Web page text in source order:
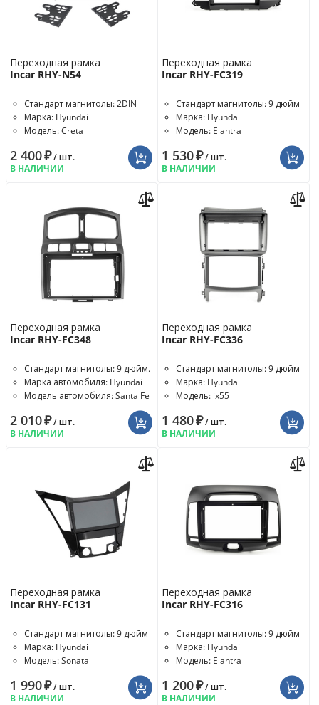
Переходная рамка
Incar RHY-N54
Стандарт магнитолы: 2DIN
Марка: Hyundai
Модель: Creta
2 400₽/ шт.
В НАЛИЧИИ
Переходная рамка
Incar RHY-FC319
Стандарт магнитолы: 9 дюйм
Марка: Hyundai
Модель: Elantra
1 530₽/ шт.
В НАЛИЧИИ
Переходная рамка
Incar RHY-FC348
Стандарт магнитолы: 9 дюйм.
Марка автомобиля: Hyundai
Модель автомобиля: Santa Fe
2 010₽/ шт.
В НАЛИЧИИ
Переходная рамка
Incar RHY-FC336
Стандарт магнитолы: 9 дюйм
Марка: Hyundai
Модель: ix55
1 480₽/ шт.
В НАЛИЧИИ
Переходная рамка
Incar RHY-FC131
Стандарт магнитолы: 9 дюйм
Марка: Hyundai
Модель: Sonata
1 990₽/ шт.
В НАЛИЧИИ
Переходная рамка
Incar RHY-FC316
Стандарт магнитолы: 9 дюйм
Марка: Hyundai
Модель: Elantra
1 200₽/ шт.
В НАЛИЧИИ